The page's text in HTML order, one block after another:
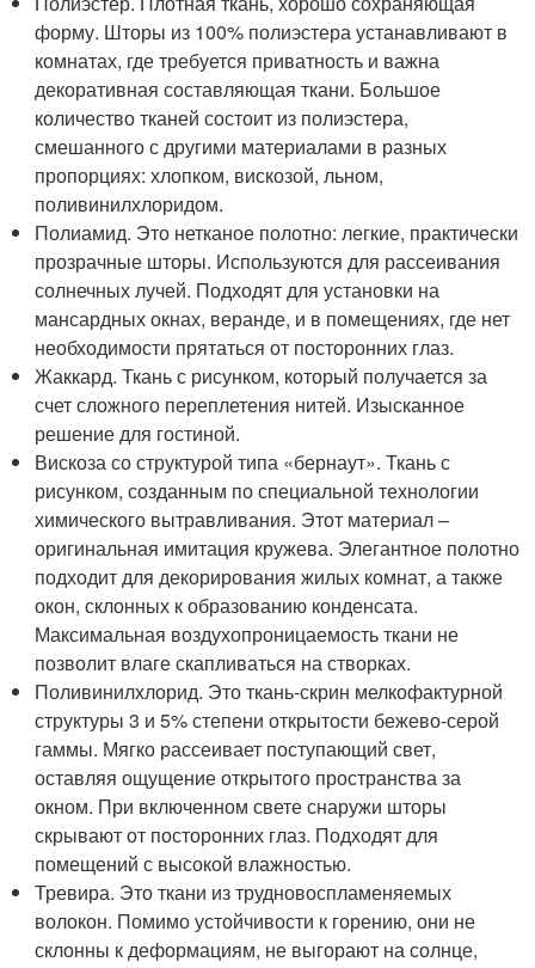
форму. Шторы из 100% полиэстера устанавливают в
комнатах, где требуется приватность и важна
декоративная составляющая ткани. Большое
количество тканей состоит из полиэстера,
смешанного с другими материалами в разных
пропорциях: хлопком, вискозой, льном,
поливинилхлоридом.
Полиамид. Это нетканое полотно: легкие, практически
прозрачные шторы. Используются для рассеивания
солнечных лучей. Подходят для установки на
мансардных окнах, веранде, и в помещениях, где нет
необходимости прятаться от посторонних глаз.
Жаккард. Ткань с рисунком, который получается за
счет сложного переплетения нитей. Изысканное
решение для гостиной.
Вискоза со структурой типа «бернаут». Ткань с
рисунком, созданным по специальной технологии
химического вытравливания. Этот материал –
оригинальная имитация кружева. Элегантное полотно
подходит для декорирования жилых комнат, а также
окон, склонных к образованию конденсата.
Максимальная воздухопроницаемость ткани не
позволит влаге скапливаться на створках.
Поливинилхлорид. Это ткань-скрин мелкофактурной
структуры 3 и 5% степени открытости бежево-серой
гаммы. Мягко рассеивает поступающий свет,
оставляя ощущение открытого пространства за
окном. При включенном свете снаружи шторы
скрывают от посторонних глаз. Подходят для
помещений с высокой влажностью.
Тревира. Это ткани из трудновоспламеняемых
волокон. Помимо устойчивости к горению, они не
склонны к деформациям, не выгорают на солнце,